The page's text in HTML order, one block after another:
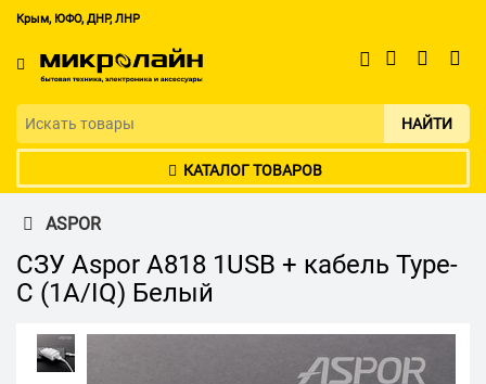
Крым, ЮФО, ДНР, ЛНР
НАЙТИ
КАТАЛОГ ТОВАРОВ
ASPOR
СЗУ Aspor А818 1USB + кабель Type-
C (1A/IQ) Белый